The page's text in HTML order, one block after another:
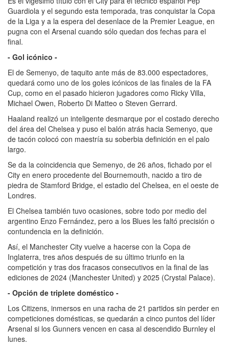
Guardiola y el segundo esta temporada, tras conquistar la Copa
de la Liga y a la espera del desenlace de la Premier League, en
pugna con el Arsenal cuando sólo quedan dos fechas para el
final.
- Gol icónico -
El de Semenyo, de taquito ante más de 83.000 espectadores,
quedará como uno de los goles icónicos de las finales de la FA
Cup, como en el pasado hicieron jugadores como Ricky Villa,
Michael Owen, Roberto Di Matteo o Steven Gerrard.
Haaland realizó un inteligente desmarque por el costado derecho
del área del Chelsea y puso el balón atrás hacia Semenyo, que
de tacón colocó con maestría su soberbia definición en el palo
largo.
Se da la coincidencia que Semenyo, de 26 años, fichado por el
City en enero procedente del Bournemouth, nacido a tiro de
piedra de Stamford Bridge, el estadio del Chelsea, en el oeste de
Londres.
El Chelsea también tuvo ocasiones, sobre todo por medio del
argentino Enzo Fernández, pero a los Blues les faltó precisión o
contundencia en la definición.
Así, el Manchester City vuelve a hacerse con la Copa de
Inglaterra, tres años después de su último triunfo en la
competición y tras dos fracasos consecutivos en la final de las
ediciones de 2024 (Manchester United) y 2025 (Crystal Palace).
- Opción de triplete doméstico -
Los Citizens, inmersos en una racha de 21 partidos sin perder en
competiciones domésticas, se quedarán a cinco puntos del líder
Arsenal si los Gunners vencen en casa al descendido Burnley el
lunes.